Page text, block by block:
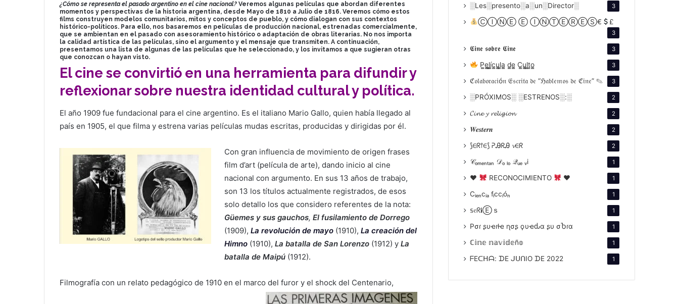
¿Cómo se representa el pasado argentino en el cine nacional? Veremos algunas películas que abordan diferentes
momentos y perspectivas de la historia argentina, desde Mayo de 1810 a Julio de 1816. Veremos cómo estos
films construyen modelos comunitarios, mitos y conceptos de pueblo, y cómo dialogan con sus contextos
histórico-políticos. Para ello, nos basaremos en películas de producción nacional, estrenadas comercialmente,
que se ambientan en el pasado con asesoramiento histórico o adaptación de obras literarias. No nos importa
la calidad artística de las películas, sino el argumento y el mensaje que transmiten. A continuación,
presentamos una lista de algunas de las películas que he seleccionado, y los invitamos a que sugieran otras
que conozcan o hayan visto.
El cine se convirtió en una herramienta para difundir y
reflexionar sobre nuestra identidad cultural y política.
El año 1909 fue fundacional para el cine argentino. Es el italiano Mario Gallo, quien había llegado al
país en 1905, el que filma y estrena varias películas mudas escritas, producidas y dirigidas por él.
Con gran influencia de movimiento de origen frases
film d’art (película de arte), dando inicio al cine
nacional con argumento. En sus 13 años de trabajo,
son 13 los títulos actualmente registrados, de esos
solo detallo los que considero referentes de la nota:
Güemes y sus gauchos,El fusilamiento de Dorrego
(1909),La revolución de mayo (1910),La creación del
Himno (1910),La batalla de San Lorenzo (1912) yLa
batalla de Maipú (1912).
Filmografía con un relato pedagógico de 1910 en el marco del furor y el shock del Centenario,
░Les░presento░a░un░Director░ 3
ⒸⒾⓃⒺ Ⓔ ⒾⓃⓉⒺⓇⒺⓈ€ £
3
𝕮𝖎𝖓𝖊 𝖘𝖔𝖇𝖗𝖊 𝕮𝖎𝖓𝖊 3
P̳e̳l̳í̳c̳u̳l̳a̳ d̳e̳ C̳u̳l̳t̳o̳ 3
ℭ𝔬𝔩𝔞𝔟𝔬𝔯𝔞𝔠𝔦ó𝔫 𝔈𝔰𝔠𝔯𝔦𝔱𝔞 𝔡𝔢 “ℌ𝔞𝔟𝔩𝔢𝔪𝔬𝔰 𝔡𝔢 ℭ𝔦𝔫𝔢” ✎ 3
░PRÓXIMOS░ ░ESTRENOS░:░ 2
𝓒𝓲𝓷𝓮 𝔂 𝓻𝓮𝓵𝓲𝓰𝓲𝓸𝓷 2
𝑾𝒆𝒔𝒕𝒆𝒓𝒏 2
⟆∈ᖇ⫯∈⟆ ᕈᎯᖇᎯ 𝓿∈ᖇ 2
𝒞ₒₘₑₙₜₐₙ 𝒟ₒ ₗₒ 𝒬ᵤₑ ᵥi 1
♥ RECONOCIMIENTO ♥ 1
Cᵢₑₙcᵢₐ fᵢccᵢóₙ 1
𝕤𝔢ᖇ𝐢Ⓔｓ 1
Pσɾ ʂυҽɾƚҽ ɳσʂ ϙυҽԃα ʂυ σႦɾα 1
ℂ𝕚𝕟𝕖 𝕟𝕒𝕧𝕚𝕕𝕖ñ𝕠 1
ᖴEᑕᕼᗩ: ᗪE ᒍᑌᑎIO ᗪE 2022 1